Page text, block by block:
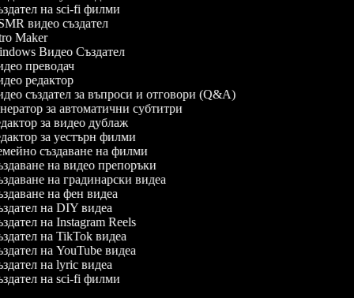
на sci-fi филми
видео създател
Maker
Видео Създател
преводач
редактор
създател за въпроси и отговори (Q&A)
за автоматични субтитри
за видео дублаж
за уестърн филми
създаване на филми
на видео препоръки
на градинарски видеа
на фен видеа
на DIY видеа
на Instagram Reels
на TikTok видеа
на YouTube видеа
на lyric видеа
на sci-fi филми